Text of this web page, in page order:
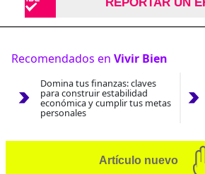
Recomendados en Vivir Bien
Domina tus finanzas: claves
para construir estabilidad
económica y cumplir tus metas
personales
Artículo nuevo